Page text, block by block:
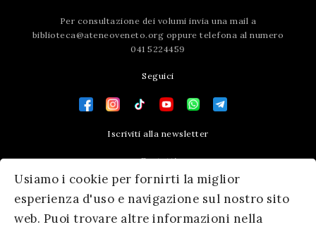
Usiamo i cookie per fornirti la miglior
esperienza d'uso e navigazione sul nostro sito
web. Puoi trovare altre informazioni nella
Per consultazione dei volumi invia una mail a
biblioteca@ateneoveneto.org oppure telefona al numero
041 5224459
Seguici
Iscriviti alla newsletter
Contatti